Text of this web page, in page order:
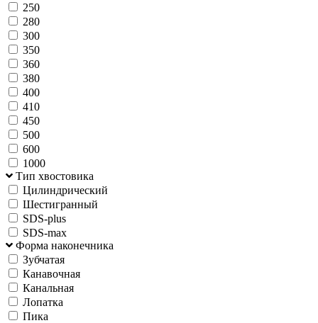
250
280
300
350
360
380
400
410
450
500
600
1000
Тип хвостовика
Цилиндрический
Шестигранный
SDS-plus
SDS-max
Форма наконечника
Зубчатая
Канавочная
Канальная
Лопатка
Пика